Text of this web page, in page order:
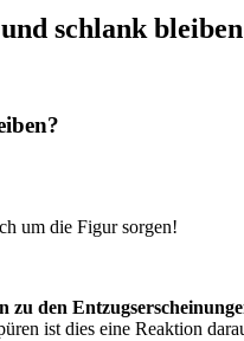
schlank bleiben
um die Figur sorgen!
zu den
ist dies eine Reaktion